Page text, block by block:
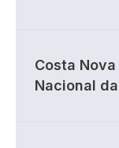
Costa
Nacional